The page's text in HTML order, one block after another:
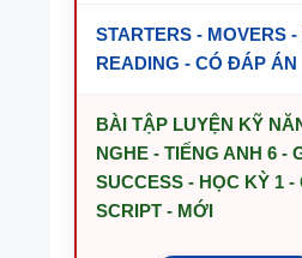
STARTERS - MOVERS -
READING - CÓ ĐÁP ÁN
BÀI TẬP LUYỆN KỸ
NGHE - TIẾNG ANH 6 -
SUCCESS - HỌC KỲ 1 -
SCRIPT - MỚI